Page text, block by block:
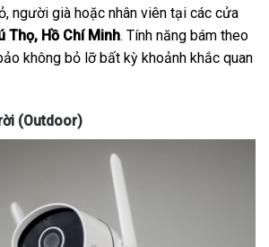
người già hoặc nhân viên tại các cửa
Thọ, Hồ Chí Minh. Tính năng bám theo
không bỏ lỡ bất kỳ khoảnh khắc quan
(Outdoor)